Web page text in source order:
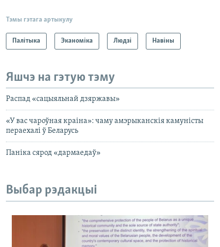
Тэмы гэтага артыкулу
Палітыка Эканоміка Людзі Навіны
Яшчэ на гэтую тэму
Распад «сацыяльнай дзяржавы»
«У вас чароўная краіна»: чаму амэрыканскія камуністы
пераехалі ў Беларусь
Паніка сярод «дармаедаў»
Выбар рэдакцыі